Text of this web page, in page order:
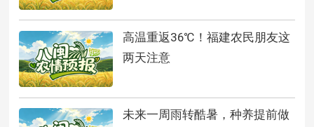
高温重返36℃！福建农民朋友这
两天注意
未来一周雨转酷暑，种养提前做